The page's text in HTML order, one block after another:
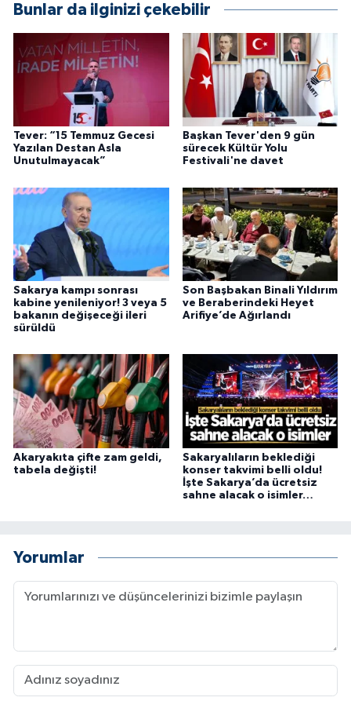
Bunlar da ilginizi çekebilir
Tever: “15 Temmuz Gecesi
Yazılan Destan Asla
Unutulmayacak”
Başkan Tever'den 9 gün
sürecek Kültür Yolu
Festivali'ne davet
Sakarya kampı sonrası
kabine yenileniyor! 3 veya 5
bakanın değişeceği ileri
sürüldü
Son Başbakan Binali Yıldırım
ve Beraberindeki Heyet
Arifiye’de Ağırlandı
Akaryakıta çifte zam geldi,
tabela değişti!
Sakaryalıların beklediği
konser takvimi belli oldu!
İşte Sakarya’da ücretsiz
sahne alacak o isimler…
Yorumlar